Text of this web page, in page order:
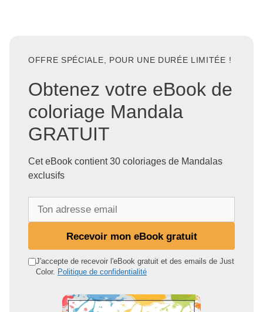
OFFRE SPÉCIALE, POUR UNE DURÉE LIMITÉE !
Obtenez votre eBook de
coloriage Mandala
GRATUIT
Cet eBook contient 30 coloriages de Mandalas
exclusifs
d
Recevoir mon eBook gratuit
J'accepte de recevoir l'eBook gratuit et des emails de Just
Color. Politique de confidentialité